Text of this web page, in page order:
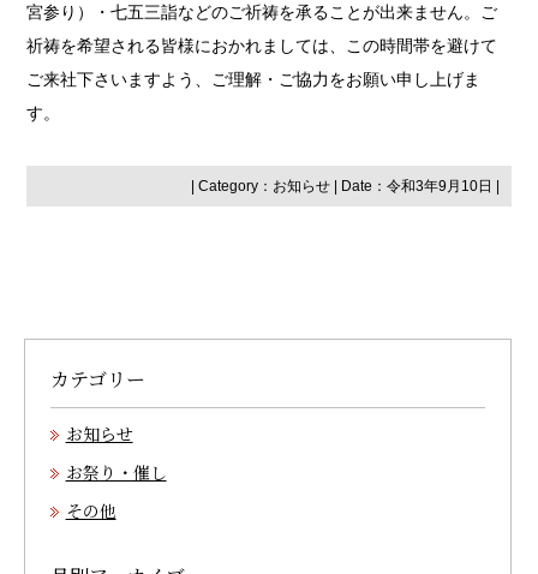
宮参り）・七五三詣などのご祈祷を承ることが出来ません。ご
祈祷を希望される皆様におかれましては、この時間帯を避けて
ご来社下さいますよう、ご理解・ご協力をお願い申し上げま
す。
| Category： お知らせ| Date：令和3年9月10日 |
カテゴリー
お知らせ
お祭り・催し
その他